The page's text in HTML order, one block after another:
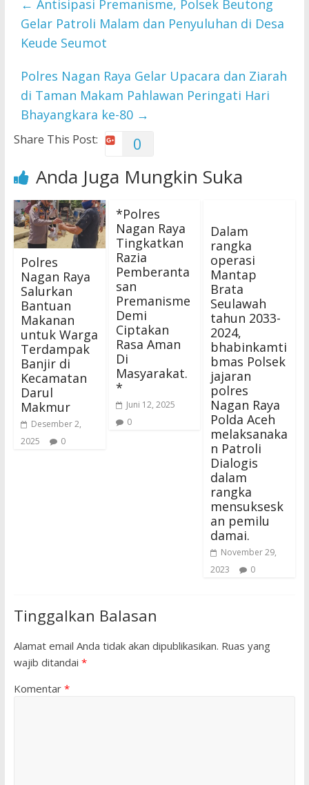
← Antisipasi Premanisme, Polsek Beutong
Gelar Patroli Malam dan Penyuluhan di Desa
Keude Seumot
Polres Nagan Raya Gelar Upacara dan Ziarah
di Taman Makam Pahlawan Peringati Hari
Bhayangkara ke-80 →
Share This Post: 0
Anda Juga Mungkin Suka
Polres
Nagan Raya
Salurkan
Bantuan
Makanan
untuk Warga
Terdampak
Banjir di
Kecamatan
Darul
Makmur
Desember 2,
2025
0
*Polres
Nagan Raya
Tingkatkan
Razia
Pemberanta
san
Premanisme
Demi
Ciptakan
Rasa Aman
Di
Masyarakat.
*
Juni 12, 2025
0
Dalam
rangka
operasi
Mantap
Brata
Seulawah
tahun 2033-
2024,
bhabinkamti
bmas Polsek
jajaran
polres
Nagan Raya
Polda Aceh
melaksanaka
n Patroli
Dialogis
dalam
rangka
mensuksesk
an pemilu
damai.
November 29,
2023
0
Tinggalkan Balasan
Alamat email Anda tidak akan dipublikasikan. Ruas yang
wajib ditandai *
Komentar *